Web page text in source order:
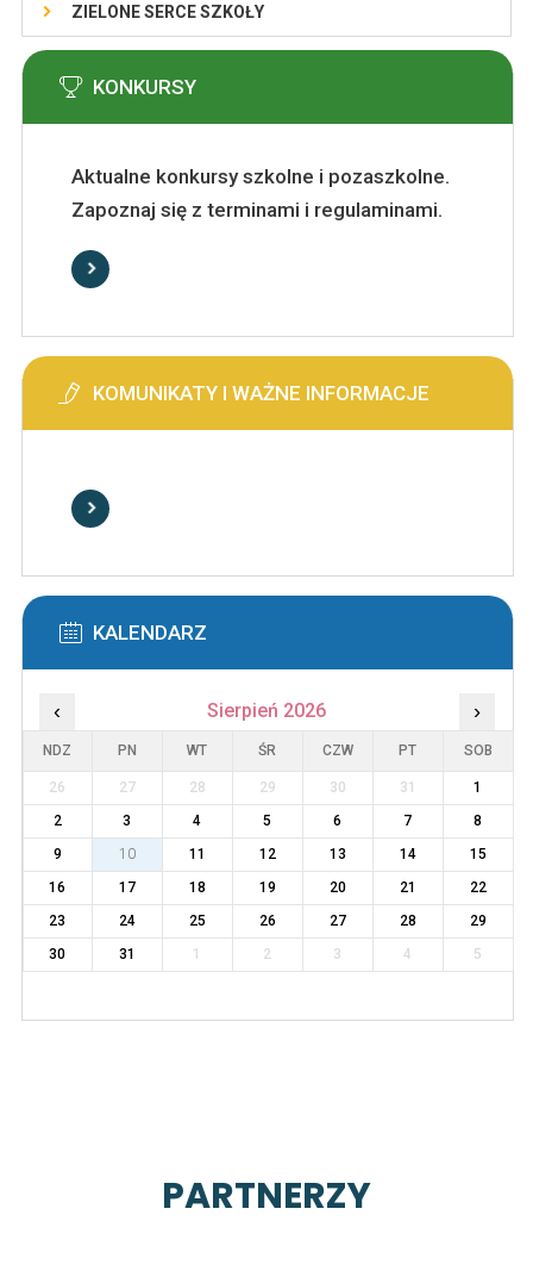
ZIELONE SERCE SZKOŁY
KONKURSY
Aktualne konkursy szkolne i pozaszkolne.
Zapoznaj się z terminami i regulaminami.
KOMUNIKATY I WAŻNE INFORMACJE
KALENDARZ
‹ Sierpień 2026 ›
NDZ PN WT ŚR CZW PT SOB
26 27 28 29 30 31
1
2
3 4 5 6 7
8
9
10 11 12 13 14
15
16
17 18 19 20 21
22
23
24 25 26 27 28
29
30
31 1 2 3 4 5
PARTNERZY